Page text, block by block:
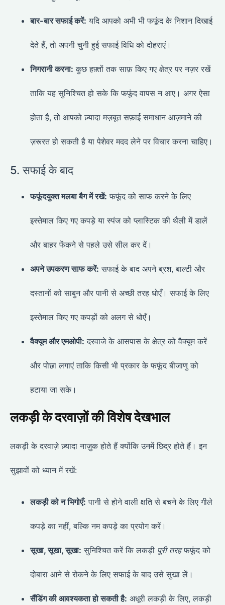
बार-बार सफाई करें: यदि आपको अभी भी फफूंद के निशान दिखाई
देते हैं, तो अपनी चुनी हुई सफाई विधि को दोहराएं।
निगरानी करना: कुछ हफ़्तों तक साफ़ किए गए क्षेत्र पर नज़र रखें
ताकि यह सुनिश्चित हो सके कि फफूंद वापस न आए। अगर ऐसा
होता है, तो आपको ज़्यादा मज़बूत सफ़ाई समाधान आज़माने की
ज़रूरत हो सकती है या पेशेवर मदद लेने पर विचार करना चाहिए।
5. सफाई के बाद
फफूंदयुक्त मलबा बैग में रखें: फफूंद को साफ करने के लिए
इस्तेमाल किए गए कपड़े या स्पंज को प्लास्टिक की थैली में डालें
और बाहर फेंकने से पहले उसे सील कर दें।
अपने उपकरण साफ करें: सफाई के बाद अपने ब्रश, बाल्टी और
दस्तानों को साबुन और पानी से अच्छी तरह धोएँ। सफाई के लिए
इस्तेमाल किए गए कपड़ों को अलग से धोएँ।
वैक्यूम और एमओपी: दरवाजे के आसपास के क्षेत्र को वैक्यूम करें
और पोछा लगाएं ताकि किसी भी प्रकार के फफूंद बीजाणु को
हटाया जा सके।
लकड़ी के दरवाज़ों की विशेष देखभाल
लकड़ी के दरवाज़े ज़्यादा नाज़ुक होते हैं क्योंकि उनमें छिद्र होते हैं। इन
सुझावों को ध्यान में रखें:
लकड़ी को न भिगोएँ: पानी से होने वाली क्षति से बचने के लिए गीले
कपड़े का नहीं, बल्कि नम कपड़े का प्रयोग करें।
सूखा, सूखा, सूखा: सुनिश्चित करें कि लकड़ी पूरी तरहफफूंद को
दोबारा आने से रोकने के लिए सफाई के बाद उसे सुखा लें।
सैंडिंग की आवश्यकता हो सकती है: अधूरी लकड़ी के लिए, लकड़ी